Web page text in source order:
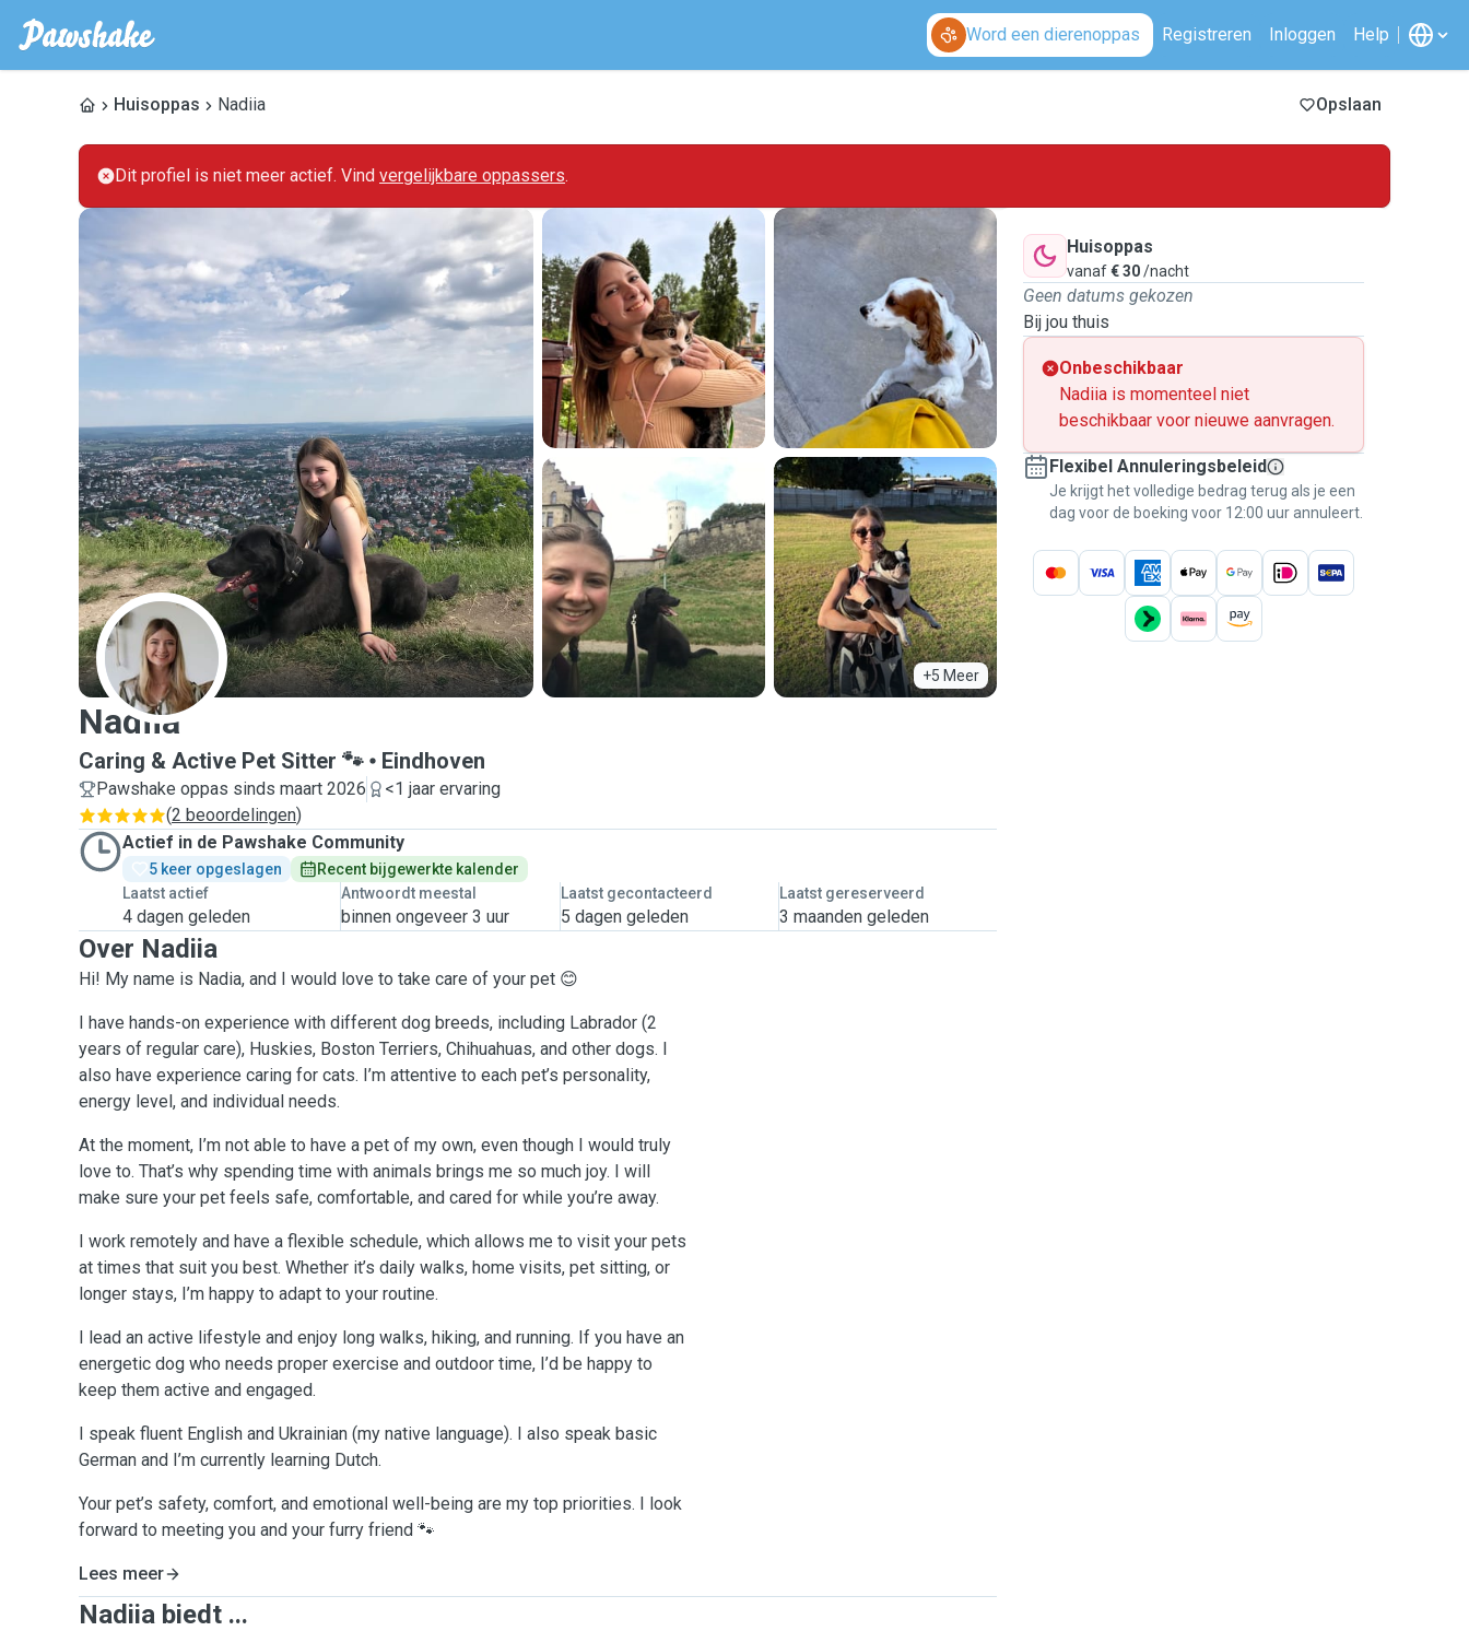
Word een dierenoppas Registreren Inloggen Help
Huisoppas Nadiia Opslaan
Dit profiel is niet meer actief. Vind vergelijkbare oppassers.
+5 Meer
N
Nadiia
Caring & Active Pet Sitter 🐾 Eindhoven
Pawshake oppas sinds maart 2026
<1 jaar ervaring
(2 beoordelingen)
Actief in de Pawshake Community
5 keer opgeslagen
Recent bijgewerkte kalender
Laatst actief
4 dagen geleden
Antwoordt meestal
binnen ongeveer 3 uur
Laatst gecontacteerd
5 dagen geleden
Laatst gereserveerd
3 maanden geleden
Over Nadiia
Hi! My name is Nadia, and I would love to take care of your pet 😊
I have hands-on experience with different dog breeds, including Labrador (2
years of regular care), Huskies, Boston Terriers, Chihuahuas, and other dogs. I
also have experience caring for cats. I’m attentive to each pet’s personality,
energy level, and individual needs.
At the moment, I’m not able to have a pet of my own, even though I would truly
love to. That’s why spending time with animals brings me so much joy. I will
make sure your pet feels safe, comfortable, and cared for while you’re away.
I work remotely and have a flexible schedule, which allows me to visit your pets
at times that suit you best. Whether it’s daily walks, home visits, pet sitting, or
longer stays, I’m happy to adapt to your routine.
I lead an active lifestyle and enjoy long walks, hiking, and running. If you have an
energetic dog who needs proper exercise and outdoor time, I’d be happy to
keep them active and engaged.
I speak fluent English and Ukrainian (my native language). I also speak basic
German and I’m currently learning Dutch.
Your pet’s safety, comfort, and emotional well-being are my top priorities. I look
forward to meeting you and your furry friend 🐾
Lees meer
Nadiia biedt ...
Huisoppas
vanaf€ 30/nacht
Geen datums gekozen
Bij jou thuis
Onbeschikbaar
Nadiia is momenteel niet
beschikbaar voor nieuwe aanvragen.
Flexibel Annuleringsbeleid
Je krijgt het volledige bedrag terug als je een
dag voor de boeking voor 12:00 uur annuleert.